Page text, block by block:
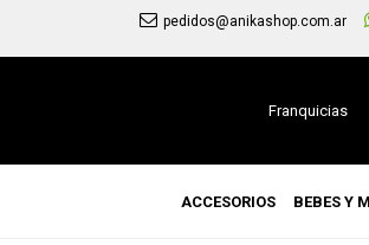
pedidos@anikashop.com.ar
Franquicias
ACCESORIOS BEBES Y